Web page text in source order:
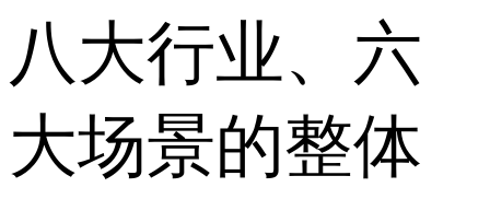
八大行业、六
大场景的整体